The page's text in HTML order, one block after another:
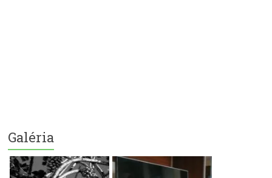
Galéria